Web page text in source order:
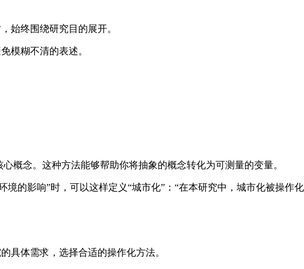
始终围绕研究目的展开。
模糊不清的表述。
概念。这种方法能够帮助你将抽象的概念转化为可测量的变量。
境的影响”时，可以这样定义“城市化”：“在本研究中，城市化被操作
具体需求，选择合适的操作化方法。